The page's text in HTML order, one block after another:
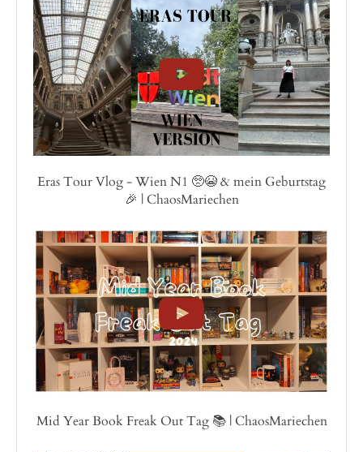
Eras Tour Vlog - Wien N1 🥺😭 & mein Geburtstag
🎉 | ChaosMariechen
Mid Year Book Freak Out Tag 📚 | ChaosMariechen